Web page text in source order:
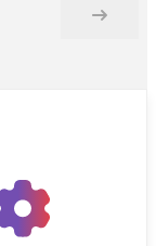
Дальше